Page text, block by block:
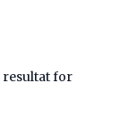
resultat for